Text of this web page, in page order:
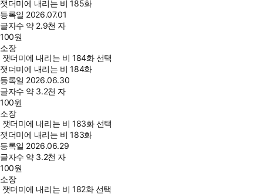
잿더미에 내리는 비 185화
등록일 2026.07.01
글자수 약 2.9천 자
100원
소장
잿더미에 내리는 비 184화 선택
잿더미에 내리는 비 184화
등록일 2026.06.30
글자수 약 3.2천 자
100원
소장
잿더미에 내리는 비 183화 선택
잿더미에 내리는 비 183화
등록일 2026.06.29
글자수 약 3.2천 자
100원
소장
잿더미에 내리는 비 182화 선택